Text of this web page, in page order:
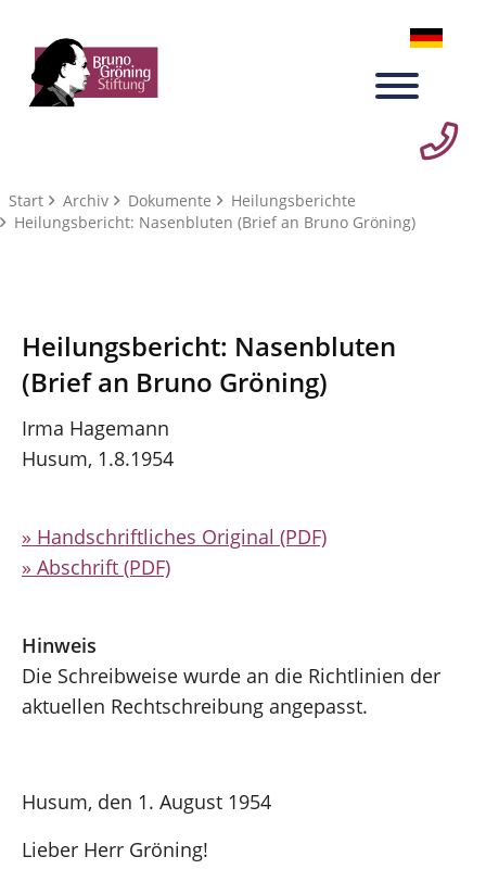
Start Archiv Dokumente Heilungsberichte
Heilungsbericht: Nasenbluten (Brief an Bruno Gröning)
Heilungsbericht: Nasenbluten
(Brief an Bruno Gröning)
Irma Hagemann
Husum, 1.8.1954
» Handschriftliches Original (PDF)
» Abschrift (PDF)
Hinweis
Die Schreibweise wurde an die Richtlinien der
aktuellen Rechtschreibung angepasst.
Husum, den 1. August 1954
Lieber Herr Gröning!